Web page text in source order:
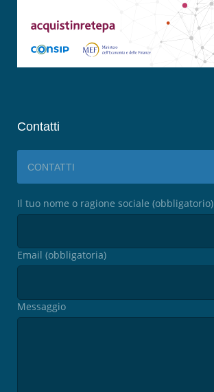
Contatti
CONTATTI
Il tuo nome o ragione sociale (obbligatorio)
Email (obbligatoria)
Messaggio